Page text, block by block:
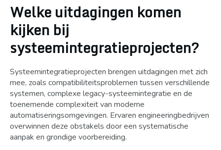
Welke uitdagingen komen
kijken bij
systeemintegratieprojecten?
Systeemintegratieprojecten brengen uitdagingen met zich
mee, zoals compatibiliteitsproblemen tussen verschillende
systemen, complexe legacy-systeemintegratie en de
toenemende complexiteit van moderne
automatiseringsomgevingen. Ervaren engineeringbedrijven
overwinnen deze obstakels door een systematische
aanpak en grondige voorbereiding.